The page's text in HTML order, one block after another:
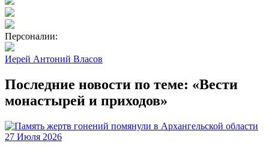
Персоналии:
Иерей Антоний Власов
Последние новости по теме: «Вести
монастырей и приходов»
27 Июля 2026